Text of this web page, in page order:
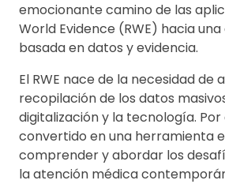
emocionante camino de las
World Evidence (RWE) hacia
basada en datos y evidencia.
El RWE nace de la necesidad de
recopilación de los datos
digitalización y la tecnología. Por
convertido en una herramienta
comprender y abordar los
la atención médica